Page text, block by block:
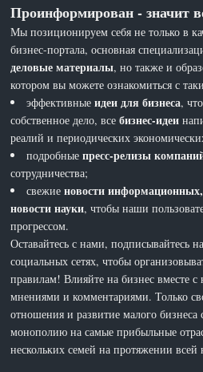
Проинформирован - значит
Мы позиционируем себя не только в
бизнес-портала, основная
деловые материалы, но также и
котором вы можете ознакомиться с
эффективныеидеи для бизнеса,
собственное дело, всебизнес-идеи
реалий и периодических
подробныепресс-релизы
сотрудничества;
свежиеновости
новости науки, чтобы наши
прогрессом.
Оставайтесь с нами, подписывайтесь
социальных сетях, чтобы
правилам! Влияйте на бизнес вместе
мнениями и комментариями. Только
отношения и развитие малого
монополию на самые прибыльные
нескольких семей на протяжении